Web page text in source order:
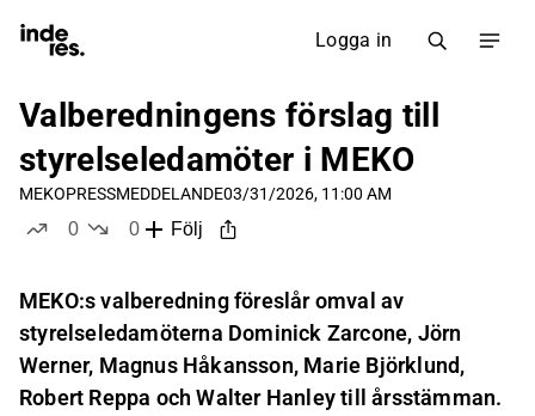
Logga in
Valberedningens förslag till
styrelseledamöter i MEKO
MEKOPRESSMEDDELANDE03/31/2026, 11:00 AM
0
0
Följ
MEKO:s valberedning föreslår omval av
styrelseledamöterna Dominick Zarcone, Jörn
Werner, Magnus Håkansson, Marie Björklund,
Robert Reppa och Walter Hanley till årsstämman.